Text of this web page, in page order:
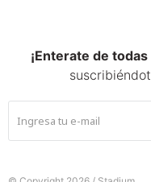
¡Enterate de